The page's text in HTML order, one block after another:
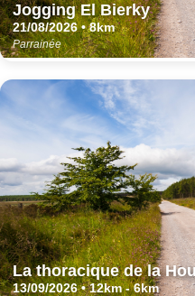
Jogging El Bierky
21/08/2026 • 8km
Parrainée
La thoracique de la
13/09/2026 • 12km - 6km